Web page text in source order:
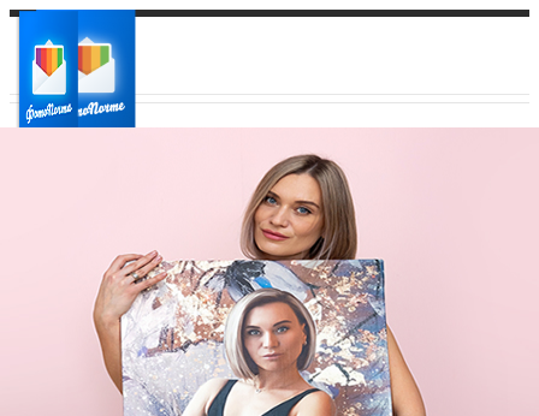
Ваш регион доставки
Выберите из списка: